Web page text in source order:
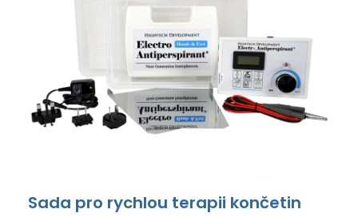
Sada pro rychlou terapii končetin